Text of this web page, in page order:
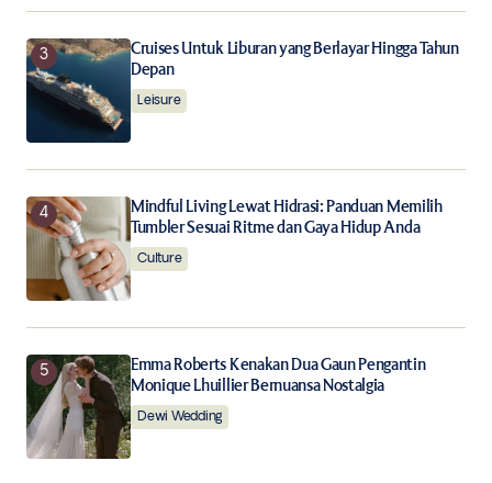
Cruises Untuk Liburan yang Berlayar Hingga Tahun
Depan
Leisure
Mindful Living Lewat Hidrasi: Panduan Memilih
Tumbler Sesuai Ritme dan Gaya Hidup Anda
Culture
Emma Roberts Kenakan Dua Gaun Pengantin
Monique Lhuillier Bernuansa Nostalgia
Dewi Wedding